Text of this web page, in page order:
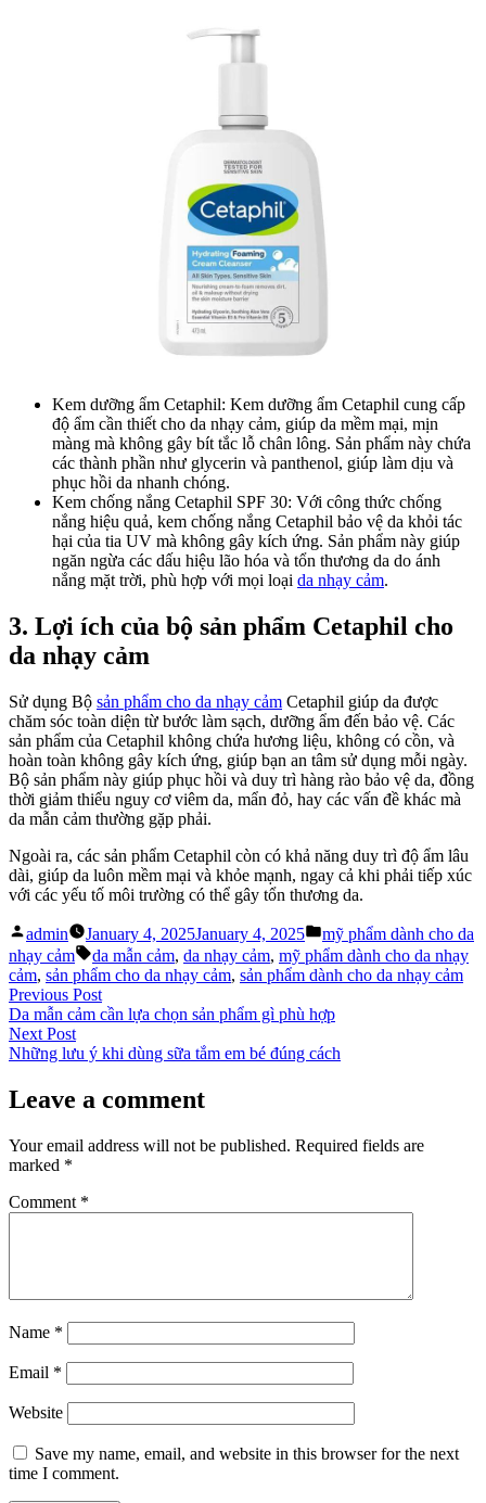
Kem dưỡng ẩm Cetaphil: Kem dưỡng ẩm Cetaphil cung cấp
độ ẩm cần thiết cho da nhạy cảm, giúp da mềm mại, mịn
màng mà không gây bít tắc lỗ chân lông. Sản phẩm này chứa
các thành phần như glycerin và panthenol, giúp làm dịu và
phục hồi da nhanh chóng.
Kem chống nắng Cetaphil SPF 30: Với công thức chống
nắng hiệu quả, kem chống nắng Cetaphil bảo vệ da khỏi tác
hại của tia UV mà không gây kích ứng. Sản phẩm này giúp
ngăn ngừa các dấu hiệu lão hóa và tổn thương da do ánh
nắng mặt trời, phù hợp với mọi loại da nhạy cảm.
3. Lợi ích của bộ sản phẩm Cetaphil cho
da nhạy cảm
Sử dụng Bộ sản phẩm cho da nhạy cảm Cetaphil giúp da được
chăm sóc toàn diện từ bước làm sạch, dưỡng ẩm đến bảo vệ. Các
sản phẩm của Cetaphil không chứa hương liệu, không có cồn, và
hoàn toàn không gây kích ứng, giúp bạn an tâm sử dụng mỗi ngày.
Bộ sản phẩm này giúp phục hồi và duy trì hàng rào bảo vệ da, đồng
thời giảm thiểu nguy cơ viêm da, mẩn đỏ, hay các vấn đề khác mà
da mẫn cảm thường gặp phải.
Ngoài ra, các sản phẩm Cetaphil còn có khả năng duy trì độ ẩm lâu
dài, giúp da luôn mềm mại và khỏe mạnh, ngay cả khi phải tiếp xúc
với các yếu tố môi trường có thể gây tổn thương da.
Posted
by
admin January 4, 2025January 4, 2025
Posted
in
mỹ phẩm dành cho da
nhạy cảm
Tags:
da mẫn cảm, da nhạy cảm, mỹ phẩm dành cho da nhạy
cảm, sản phẩm cho da nhạy cảm, sản phẩm dành cho da nhạy cảm
Post
navigation
Previous PostPrevious
post:
Da mẫn cảm cần lựa chọn sản phẩm gì phù hợp
Next PostNext
post:
Những lưu ý khi dùng sữa tắm em bé đúng cách
Leave a comment
Your email address will not be published. Required fields are
marked *
Comment *
Name *
Email *
Website
Save my name, email, and website in this browser for the next
time I comment.